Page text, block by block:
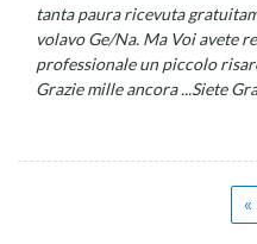
tanta paura ricevuta
volavo Ge/Na. Ma Voi avete
professionale un piccolo
Grazie mille ancora ...Siete
«